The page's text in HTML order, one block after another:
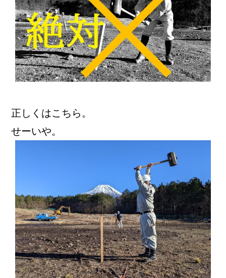
正しくはこちら。
せーいや。